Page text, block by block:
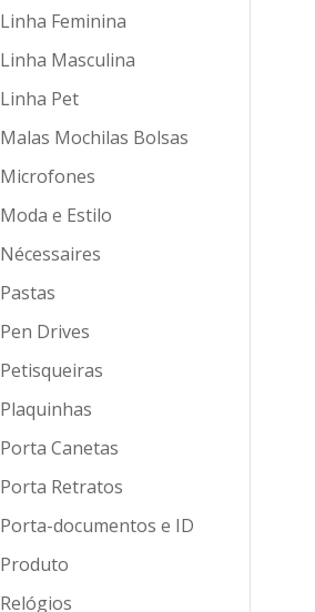
Linha Feminina
Linha Masculina
Linha Pet
Malas Mochilas Bolsas
Microfones
Moda e Estilo
Nécessaires
Pastas
Pen Drives
Petisqueiras
Plaquinhas
Porta Canetas
Porta Retratos
Porta-documentos e ID
Produto
Relógios